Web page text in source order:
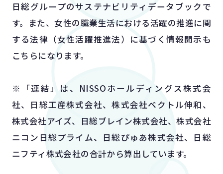
日総グループのサステナビリティデータブックで
す。
また、女性の職業生活における活躍の推進に関
する法律（女性活躍推進法）に基づく情報開示も
こちらになります。
※「連結」は、NISSOホールディングス株式会
社、日総工産株式会社、株式会社ベクトル伸和、
株式会社アイズ、日総ブレイン株式会社、株式会社
ニコン日総プライム、日総ぴゅあ株式会社、日総
ニフティ株式会社の合計から算出しています。
採用情報
ニュース
IR・投資家情報
個人投資家の皆さまへ
経営方針